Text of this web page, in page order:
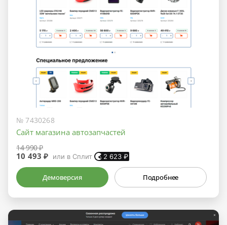
№ 7430268
Сайт магазина автозапчастей
14 990 ₽
10 493 ₽ или в Сплит 2 623₽
Демоверсия Подробнее